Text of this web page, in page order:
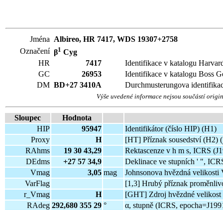
Jména Albireo, HR 7417, WDS 19307+2758
Označení β1 Cyg
HR
7417
Identifikace v katalogu
GC
26953
Identifikace v katalogu Boss
DM BD+27 3410A Durchmusterungova
Výše uvedené informace nejsou součástí
Sloupec
Hodnota
HIP
95947
Identifikátor (číslo HIP) (H1)
Proxy
H [HT] Příznak sousedství (H2) (
RAhms 19 30 43,29
Rektascenze v h m s, ICRS
DEdms
+27 57 34,9
Deklinace ve stupních ' ",
Vmag
3,05 mag
Johnsonova hvězdná velikosti
VarFlag
[1,3] Hrubý příznak
r_Vmag
H
[GHT] Zdroj hvězdné
RAdeg 292,680 355 29 °
α, stupně (ICRS,